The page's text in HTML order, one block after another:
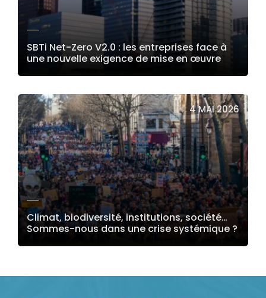
SBTi Net-Zero V2.0 : les entreprises face à
une nouvelle exigence de mise en œuvre
LIRE LA SUITE
4 MAI 2026
Climat, biodiversité, institutions, société…
Sommes-nous dans une crise systémique ?